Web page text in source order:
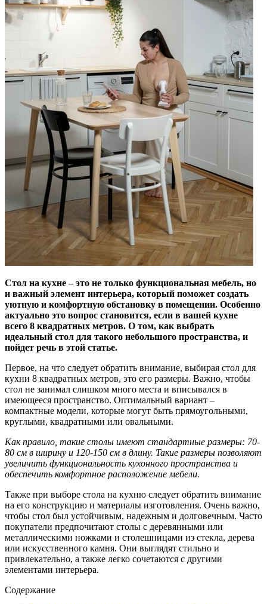
Стол на кухне – это не только функциональная мебель, но
и важный элемент интерьера, который поможет создать
уютную и комфортную обстановку в помещении. Особенно
актуально это вопрос становится, если в вашей кухне
всего 8 квадратных метров. О том, как выбрать
идеальный стол для такого небольшого пространства, и
пойдет речь в этой статье.
Первое, на что следует обратить внимание, выбирая стол для
кухни 8 квадратных метров, это его размеры. Важно, чтобы
стол не занимал слишком много места и вписывался в
имеющееся пространство. Оптимальный вариант –
компактные модели, которые могут быть прямоугольными,
круглыми, квадратными или овальными.
Как правило, такие столы имеют стандартные размеры: 70-
80 см в ширину и 120-150 см в длину. Такие размеры позволяют
увеличить функциональность кухонного пространства и
обеспечить комфортное расположение мебели.
Также при выборе стола на кухню следует обратить внимание
на его конструкцию и материалы изготовления. Очень важно,
чтобы стол был устойчивым, надежным и долговечным. Часто
покупатели предпочитают столы с деревянными или
металлическими ножками и столешницами из стекла, дерева
или искусственного камня. Они выглядят стильно и
привлекательно, а также легко сочетаются с другими
элементами интерьера.
Содержание